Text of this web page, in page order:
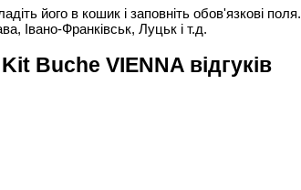
його в кошик і заповніть обов'язкові поля.
Івано-Франківськ, Луцьк і т.д.
Buche VIENNA відгуків